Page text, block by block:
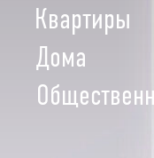
Дома
Квартиры